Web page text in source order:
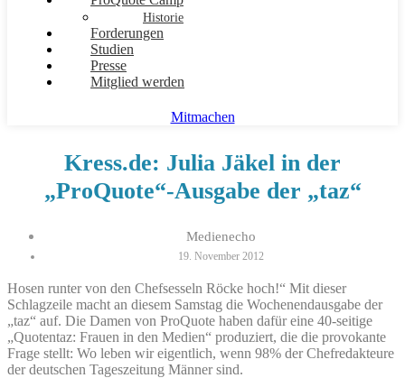
Historie
Forderungen
Studien
Presse
Mitglied werden
Mitmachen
Kress.de: Julia Jäkel in der
„ProQuote“-Ausgabe der „taz“
Medienecho
19. November 2012
Hosen runter von den Chefsesseln Röcke hoch!“ Mit dieser
Schlagzeile macht an diesem Samstag die Wochenendausgabe der
„taz“ auf. Die Damen von ProQuote haben dafür eine 40-seitige
„Quotentaz: Frauen in den Medien“ produziert, die die provokante
Frage stellt: Wo leben wir eigentlich, wenn 98% der Chefredakteure
der deutschen Tageszeitung Männer sind.